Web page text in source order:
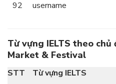
92
username
Từ vựng IELTS theo chủ
Market & Festival
STT Từ vựng IELTS